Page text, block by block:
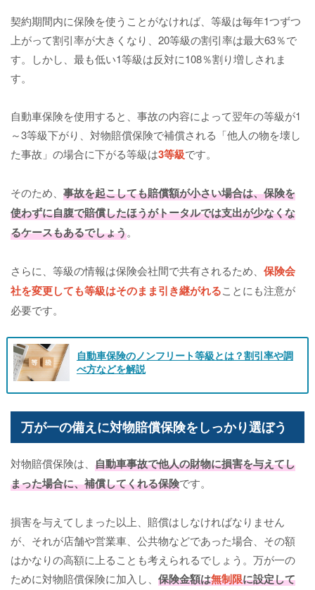
契約期間内に保険を使うことがなければ、等級は毎年1つずつ
上がって割引率が大きくなり、20等級の割引率は最大63％で
す。しかし、最も低い1等級は反対に108％割り増しされま
す。
自動車保険を使用すると、事故の内容によって翌年の等級が1
～3等級下がり、対物賠償保険で補償される「他人の物を壊し
た事故」の場合に下がる等級は3等級です。
そのため、 事故を起こしても賠償額が小さい場合は、保険を
使わずに自腹で賠償したほうがトータルでは支出が少なくな
るケースもあるでしょう。
さらに、等級の情報は保険会社間で共有されるため、 保険会
社を変更しても等級はそのまま引き継がれることにも注意が
必要です。
自動車保険のノンフリート等級とは？割引率や調
べ方などを解説
万が一の備えに対物賠償保険をしっかり選ぼう
対物賠償保険は、 自動車事故で他人の財物に損害を与えてし
まった場合に、補償してくれる保険です。
損害を与えてしまった以上、賠償はしなければなりません
が、それが店舗や営業車、公共物などであった場合、その額
はかなりの高額に上ることも考えられるでしょう。万が一の
ために対物賠償保険に加入し、 保険金額は無制限に設定して